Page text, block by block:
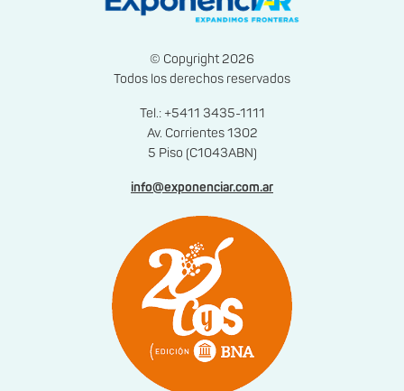
© Copyright 2026
Todos los derechos reservados
Tel.: +5411 3435-1111
Av. Corrientes 1302
5 Piso (C1043ABN)
info@exponenciar.com.ar